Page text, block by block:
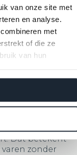
van onze site met
en analyse.
met
of die ze
van hun
past niet
in een
over waar
vaarbewijs
meter lang is
Dat betekent
zonder